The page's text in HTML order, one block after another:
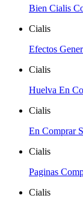
Bien Cialis
Cialis
Efectos
Cialis
Huelva En
Cialis
En Comprar
Cialis
Paginas
Cialis